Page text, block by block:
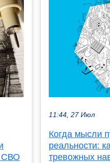
СВО
11:44, 27 Июл
Когда мысли
реальности:
тревожных